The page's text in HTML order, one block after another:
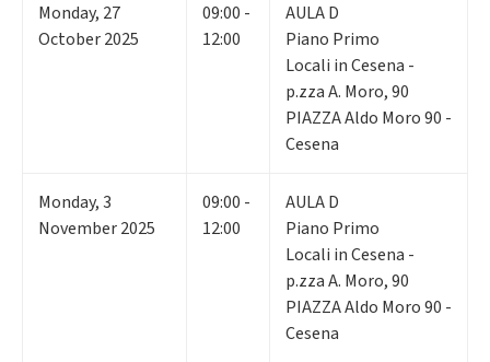
Monday, 27
October 2025
09:00 -
12:00
AULA D
Piano Primo
Locali in Cesena -
p.zza A. Moro, 90
PIAZZA Aldo Moro 90 -
Cesena
Monday,3
November 2025
09:00 -
12:00
AULA D
Piano Primo
Locali in Cesena -
p.zza A. Moro, 90
PIAZZA Aldo Moro 90 -
Cesena